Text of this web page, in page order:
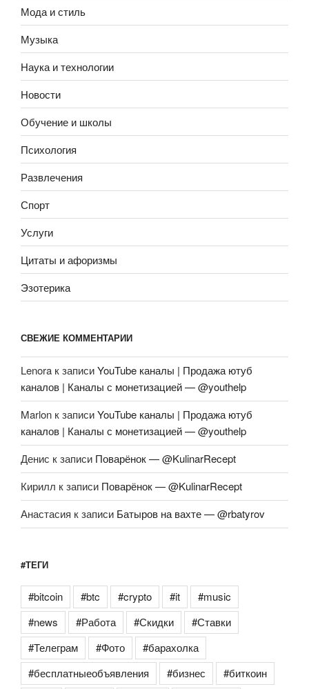
Мода и стиль
Музыка
Наука и технологии
Новости
Обучение и школы
Психология
Развлечения
Спорт
Услуги
Цитаты и афоризмы
Эзотерика
СВЕЖИЕ КОММЕНТАРИИ
Lenora к записиYouTube каналы | Продажа ютуб
каналов | Каналы с монетизацией — @youthelp
Marlon к записиYouTube каналы | Продажа ютуб
каналов | Каналы с монетизацией — @youthelp
Денис к записи Поварёнок — @KulinarRecept
Кирилл к записи Поварёнок — @KulinarRecept
Анастасия к записи Батыров на вахте — @rbatyrov
#ТЕГИ
#bitcoin #btc #crypto #it
#music
#news
#Работа #Скидки
#Ставки
#Телеграм
#Фото
#барахолка
#бесплатныеобъявления
#бизнес
#биткоин